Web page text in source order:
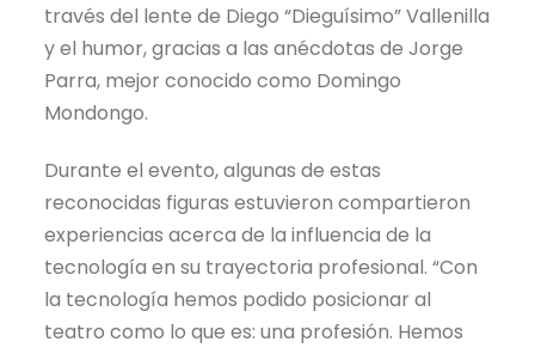
través del lente de Diego “Dieguísimo” Vallenilla
y el humor, gracias a las anécdotas de Jorge
Parra, mejor conocido como Domingo
Mondongo.
Durante el evento, algunas de estas
reconocidas figuras estuvieron compartieron
experiencias acerca de la influencia de la
tecnología en su trayectoria profesional. “Con
la tecnología hemos podido posicionar al
teatro como lo que es: una profesión. Hemos